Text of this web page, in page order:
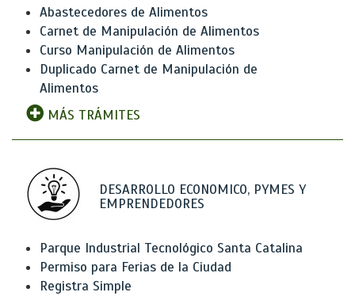
Abastecedores de Alimentos
Carnet de Manipulación de Alimentos
Curso Manipulación de Alimentos
Duplicado Carnet de Manipulación de
Alimentos
MÁS TRÁMITES
DESARROLLO ECONOMICO, PYMES Y
EMPRENDEDORES
Parque Industrial Tecnológico Santa Catalina
Permiso para Ferias de la Ciudad
Registra Simple